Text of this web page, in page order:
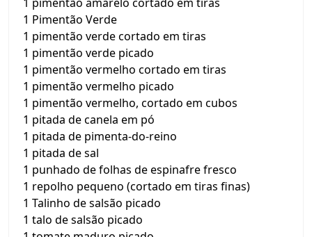
1 Pimentão Verde
1 pimentão verde cortado em tiras
1 pimentão verde picado
1 pimentão vermelho cortado em tiras
1 pimentão vermelho picado
1 pimentão vermelho, cortado em cubos
1 pitada de canela em pó
1 pitada de pimenta-do-reino
1 pitada de sal
1 punhado de folhas de espinafre fresco
1 repolho pequeno (cortado em tiras finas)
1 Talinho de salsão picado
1 talo de salsão picado